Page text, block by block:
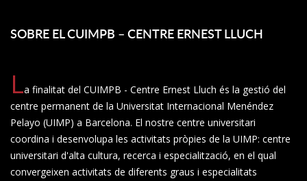
SOBRE EL CUIMPB – CENTRE ERNEST LLUCH
La finalitat del CUIMPB - Centre Ernest Lluch és la gestió del
centre permanent de la Universitat Internacional Menéndez
Pelayo (UIMP) a Barcelona. El nostre centre universitari
coordina i desenvolupa les activitats pròpies de la UIMP: centre
universitari d'alta cultura, recerca i especialització, en el qual
convergeixen activitats de diferents graus i especialitats